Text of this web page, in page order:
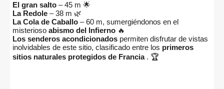
El gran salto – 45 m 🌟
La Redole – 38 m 🌿
La Cola de Caballo – 60 m, sumergiéndonos en el
misterioso abismo del Infierno 🔥
Los senderos acondicionados permiten disfrutar de vistas
inolvidables de este sitio, clasificado entre los primeros
sitios naturales protegidos de Francia. 🏆